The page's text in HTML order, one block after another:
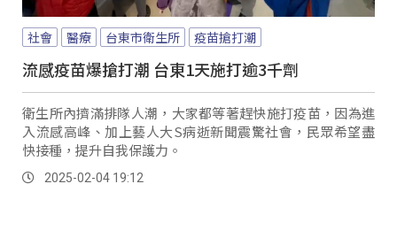
社會 醫療 台東市衛生所 疫苗搶打潮
流感疫苗爆搶打潮 台東1天施打逾3千劑
衛生所內擠滿排隊人潮，大家都等著趕快施打疫苗，因為進
入流感高峰、加上藝人大S病逝新聞震驚社會，民眾希望盡
快接種，提升自我保護力。
2025-02-04 19:12